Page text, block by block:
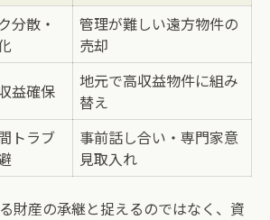
分散・
管理が難しい遠方物件の
売却
益確保
地元で高収益物件に組み
替え
トラブ
事前話し合い・専門家意
見取入れ
財産の承継と捉えるのではなく、資